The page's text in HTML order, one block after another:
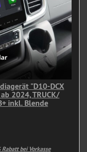
"D10-DCX
2024, TRUCK/
inkl. Blende
Rabatt bei Vorkasse